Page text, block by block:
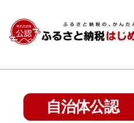
自治体公認